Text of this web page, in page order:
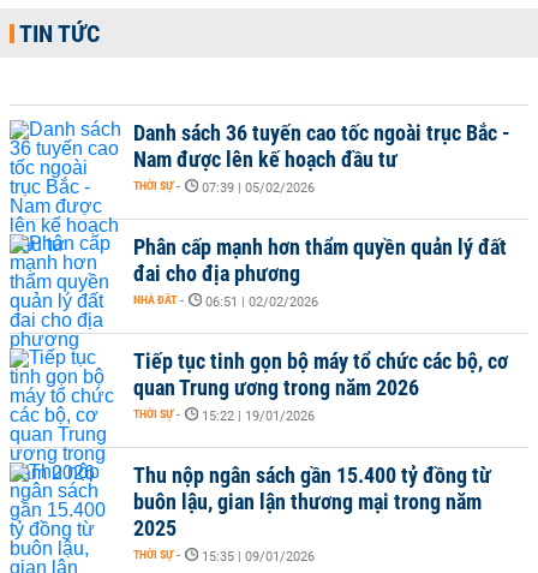
TIN TỨC
Danh sách 36 tuyến cao tốc ngoài trục Bắc -
Nam được lên kế hoạch đầu tư
THỜI SỰ - 07:39 | 05/02/2026
Phân cấp mạnh hơn thẩm quyền quản lý đất
đai cho địa phương
NHÀ ĐẤT - 06:51 | 02/02/2026
Tiếp tục tinh gọn bộ máy tổ chức các bộ, cơ
quan Trung ương trong năm 2026
THỜI SỰ - 15:22 | 19/01/2026
Thu nộp ngân sách gần 15.400 tỷ đồng từ
buôn lậu, gian lận thương mại trong năm
2025
THỜI SỰ - 15:35 | 09/01/2026